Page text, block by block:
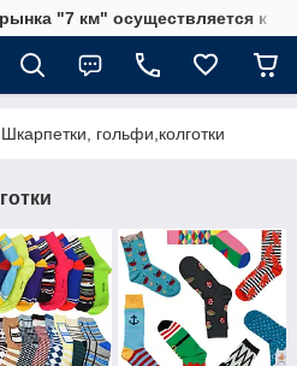
"7 км" осуществляется к
Шкарпетки, гольфи,колготки